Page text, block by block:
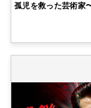
孤児を救った芸術家